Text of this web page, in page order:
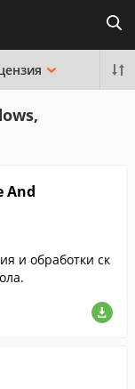
And
и обработки ск